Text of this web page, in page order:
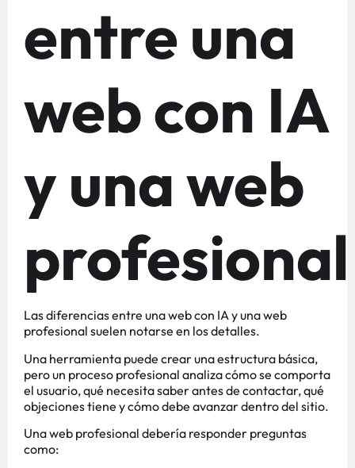
entre una
web con IA
y una web
profesional
Las diferencias entre una web con IA y una web
profesional suelen notarse en los detalles.
Una herramienta puede crear una estructura básica,
pero un proceso profesional analiza cómo se comporta
el usuario, qué necesita saber antes de contactar, qué
objeciones tiene y cómo debe avanzar dentro del sitio.
Una web profesional debería responder preguntas
como: